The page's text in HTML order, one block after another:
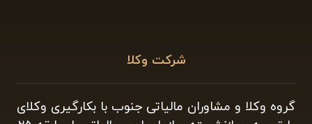
شرکت وکلا
گروه وکلا و مشاوران مالیاتی جنوب با بکارگیری وکلای